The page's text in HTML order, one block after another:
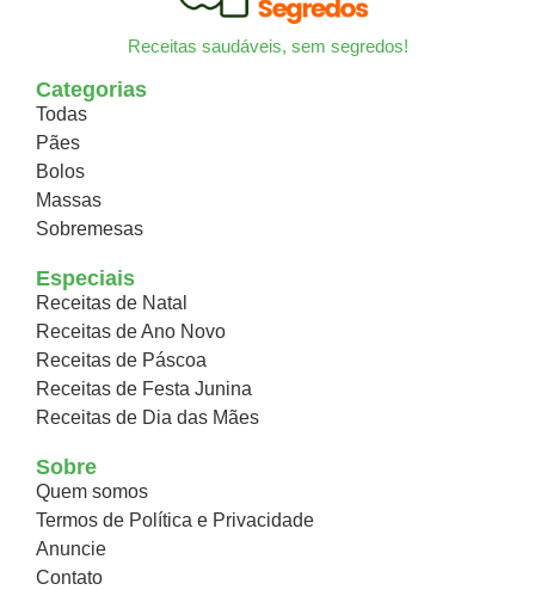
Receitas saudáveis, sem segredos!
Categorias
Todas
Pães
Bolos
Massas
Sobremesas
Especiais
Receitas de Natal
Receitas de Ano Novo
Receitas de Páscoa
Receitas de Festa Junina
Receitas de Dia das Mães
Sobre
Quem somos
Termos de Política e Privacidade
Anuncie
Contato